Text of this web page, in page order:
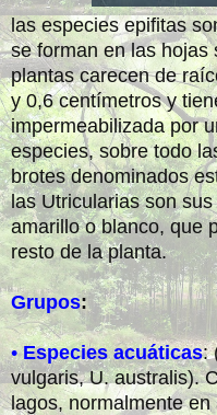
las especies epifitas
se forman en las hojas
plantas carecen de
y 0,6 centímetros y
impermeabilizada por
especies, sobre todo
brotes denominados
las Utricularias son
amarillo o blanco, que
resto de la planta.
Grupos:
•Especies acuáticas:
vulgaris, U. australis).
lagos, normalmente